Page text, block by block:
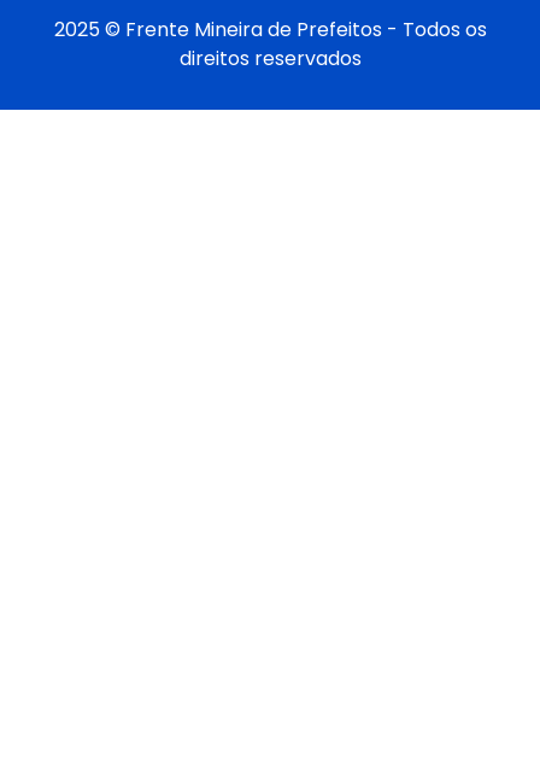
2025 © Frente Mineira de Prefeitos - Todos os
direitos reservados